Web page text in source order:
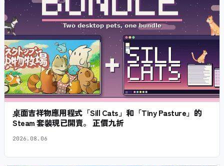
桌面吉祥物應用程式「Sill Cats」和「Tiny Pasture」的
Steam 套裝現已開賣。 正價九折
2026.08.06